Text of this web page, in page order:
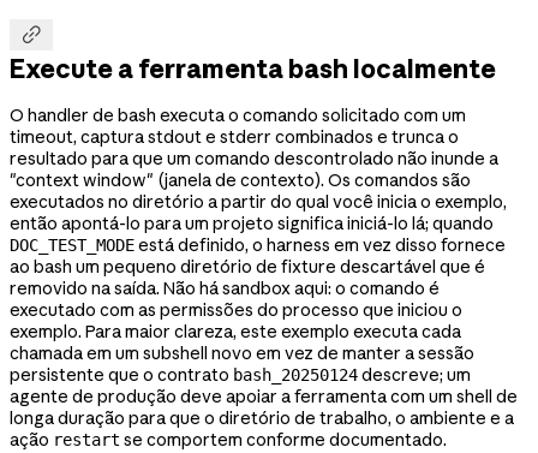

Execute a ferramenta bash localmente
O handler de bash executa o comando solicitado com um
timeout, captura stdout e stderr combinados e trunca o
resultado para que um comando descontrolado não inunde a
"context window" (janela de contexto). Os comandos são
executados no diretório a partir do qual você inicia o exemplo,
então apontá-lo para um projeto significa iniciá-lo lá; quando
DOC_TEST_MODEestá definido, o harness em vez disso fornece
ao bash um pequeno diretório de fixture descartável que é
removido na saída. Não há sandbox aqui: o comando é
executado com as permissões do processo que iniciou o
exemplo. Para maior clareza, este exemplo executa cada
chamada em um subshell novo em vez de manter a sessão
persistente que o contrato bash_20250124descreve; um
agente de produção deve apoiar a ferramenta com um shell de
longa duração para que o diretório de trabalho, o ambiente e a
ação restart se comportem conforme documentado.